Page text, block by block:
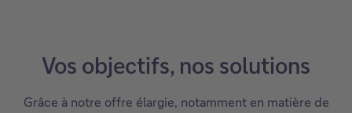
Vos objectifs, nos solutions
Grâce à notre offre élargie, notamment en matière de